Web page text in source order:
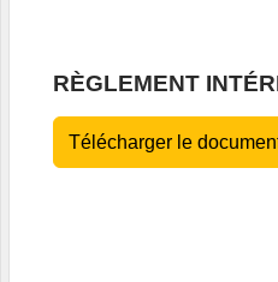
RÈGLEMENT
Télécharger le